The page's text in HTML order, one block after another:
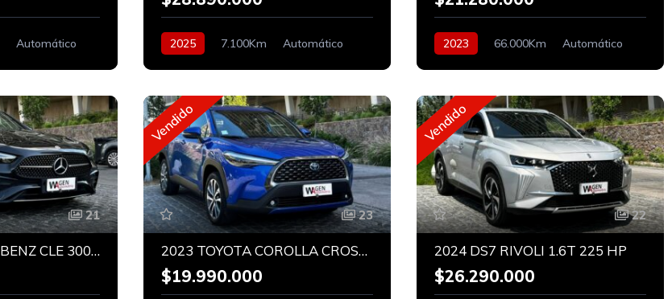
Automático
2025 7.100Km
Automático
2023 66.000Km
Automático
21
2025 MERCEDES BENZ CLE 300 COUPE 4MATIC
Vendido
23
2023 TOYOTA COROLLA CROSS SEG CVT HEV 1.8
$19.990.000
Vendido
22
2024 DS7 RIVOLI 1.6T 225 HP
$26.290.000